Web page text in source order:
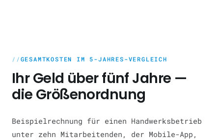
GESAMTKOSTEN IM 5-JAHRES-VERGLEICH
Ihr Geld über fünf Jahre —
die Größenordnung
Beispielrechnung für einen Handwerksbetrieb
unter zehn Mitarbeitenden, der Mobile-App,